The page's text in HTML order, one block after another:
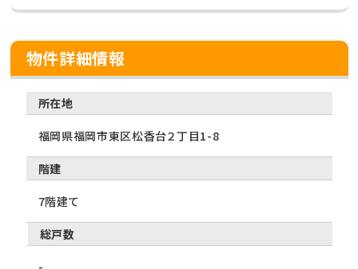
物件詳細情報
所在地
福岡県福岡市東区松香台２丁目1-8
階建
7階建て
総戸数